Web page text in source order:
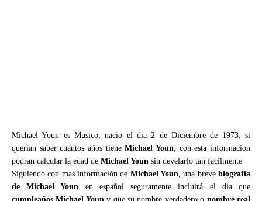
Michael Youn es Musico, nacio el dia 2 de Diciembre de 1973, si
querian saber cuantos años tieneMichael Youn, con esta informacion
podran calcular la edad de Michael Youn sin develarlo tan facilmente
Siguiendo con mas información de Michael Youn, una brevebiografia
de Michael Youn en español seguramente incluirá el dia que